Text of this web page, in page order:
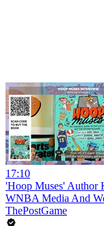
17:10
'Hoop Muses' Author
WNBA Media And
ThePostGame